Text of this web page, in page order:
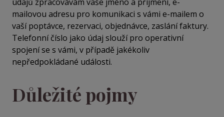
mailovou adresu pro komunikaci s vámi e-mailem o
vaší poptávce, rezervaci, objednávce, zaslání faktury.
Telefonní číslo jako údaj slouží pro operativní
spojení se s vámi, v případě jakékoliv
nepředpokládané události.
Důležité pojmy